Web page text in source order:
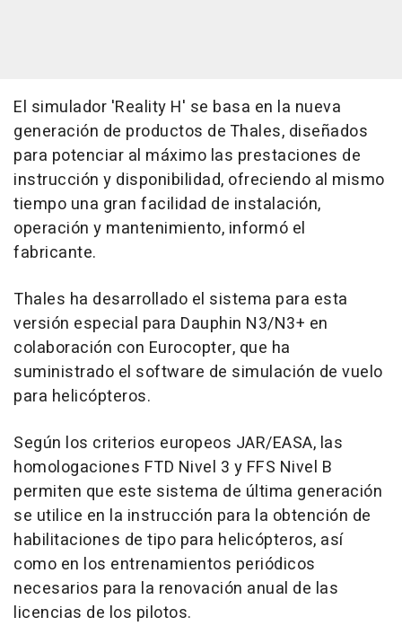
El simulador 'Reality H' se basa en la nueva
generación de productos de Thales, diseñados
para potenciar al máximo las prestaciones de
instrucción y disponibilidad, ofreciendo al mismo
tiempo una gran facilidad de instalación,
operación y mantenimiento, informó el
fabricante.
Thales ha desarrollado el sistema para esta
versión especial para Dauphin N3/N3+ en
colaboración con Eurocopter, que ha
suministrado el software de simulación de vuelo
para helicópteros.
Según los criterios europeos JAR/EASA, las
homologaciones FTD Nivel 3 y FFS Nivel B
permiten que este sistema de última generación
se utilice en la instrucción para la obtención de
habilitaciones de tipo para helicópteros, así
como en los entrenamientos periódicos
necesarios para la renovación anual de las
licencias de los pilotos.